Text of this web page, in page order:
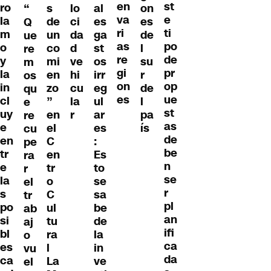
ro
la
m
o
y
la
in
cl
uy
e
en
tr
e
la
s
po
si
bl
es
ca
“
Q
ue
re
m
os
qu
e
re
cu
pe
ra
r
el
tr
ab
aj
o
vu
el
s
de
un
co
mi
en
zo
”
en
el
C
en
tr
o
C
ul
tu
ra
l
La
lo
ci
da
d
ve
hi
cu
la
r
al
es
ga
st
os
irr
eg
ul
ar
es
:
Es
to
se
sa
be
de
la
in
ve
en
va
ri
as
re
gi
on
es
on
es
de
l
su
r
de
l
pa
ís
st
e
ti
po
de
pr
op
ue
st
as
de
be
n
se
r
pl
an
ifi
ca
da